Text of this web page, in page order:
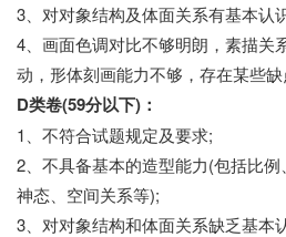
3、对对象结构及体面关系有基本认
4、画面色调对比不够明朗，素描关
动，形体刻画能力不够，存在某些缺
D类卷(59分以下)：
1、不符合试题规定及要求;
2、不具备基本的造型能力(包括比例
神态、空间关系等);
3、对对象结构和体面关系缺乏基本